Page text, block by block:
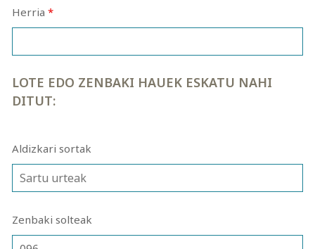
Herria *
LOTE EDO ZENBAKI HAUEK ESKATU NAHI
DITUT:
Aldizkari sortak
Zenbaki solteak